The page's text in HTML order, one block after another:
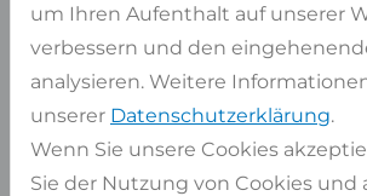
um Ihren Aufenthalt auf unserer
verbessern und den
analysieren. Weitere
unserer Datenschutzerklärung.
Wenn Sie unsere Cookies
Sie der Nutzung von Cookies und